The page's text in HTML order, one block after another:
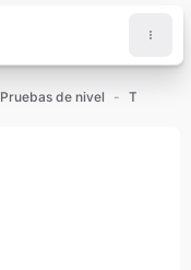
Pruebas de nivel Test